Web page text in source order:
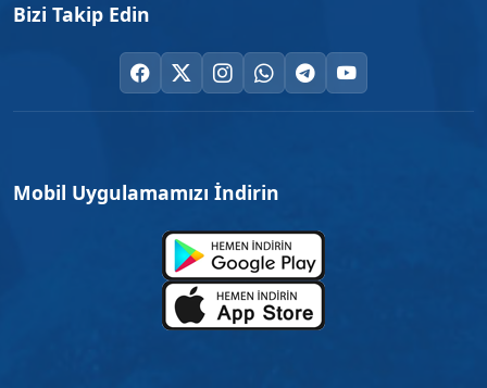
Bizi Takip Edin
Mobil Uygulamamızı İndirin